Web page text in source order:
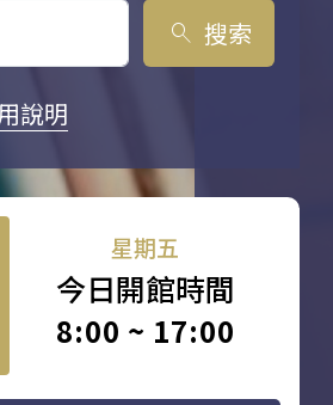
search 搜索
說明
星期五
今日開館時間
8:00 ~ 17:00